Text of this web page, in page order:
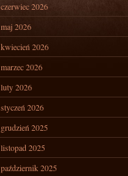
czerwiec 2026
maj 2026
kwiecień 2026
marzec 2026
luty 2026
styczeń 2026
grudzień 2025
listopad 2025
październik 2025